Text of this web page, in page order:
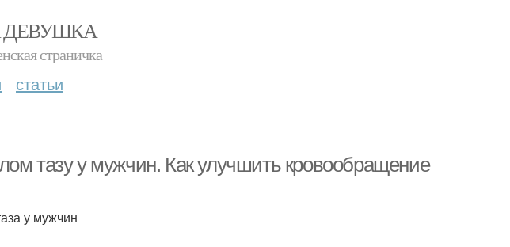
ДЕВУШКА
страничка
статьи
тазу у мужчин. Как улучшить кровообращение
у мужчин